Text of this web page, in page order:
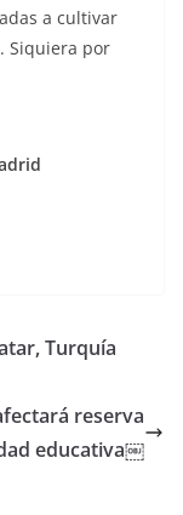
a cultivar
Siquiera por
Turquía
reserva
educativa￼